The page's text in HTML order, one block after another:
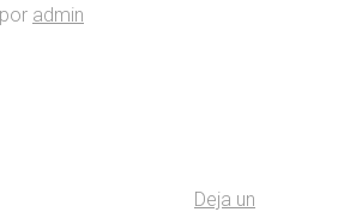
admin
Deja un